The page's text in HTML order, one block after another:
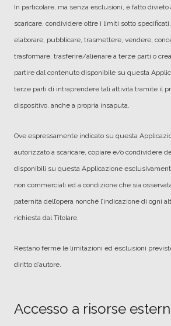
In particolare, ma senza esclusioni, è fatto
scaricare, condividere oltre i limiti sotto
elaborare, pubblicare, trasmettere, vendere,
trasformare, trasferire/alienare a terze parti o
partire dal contenuto disponibile su questa
terze parti di intraprendere tali attività tramite il
dispositivo, anche a propria insaputa.
Ove espressamente indicato su questa
autorizzato a scaricare, copiare e/o condividere
disponibili su questa Applicazione
non commerciali ed a condizione che sia
paternità dell’opera nonché l’indicazione di ogni
richiesta dal Titolare.
Restano ferme le limitazioni ed esclusioni
diritto d’autore.
Accesso a risorse